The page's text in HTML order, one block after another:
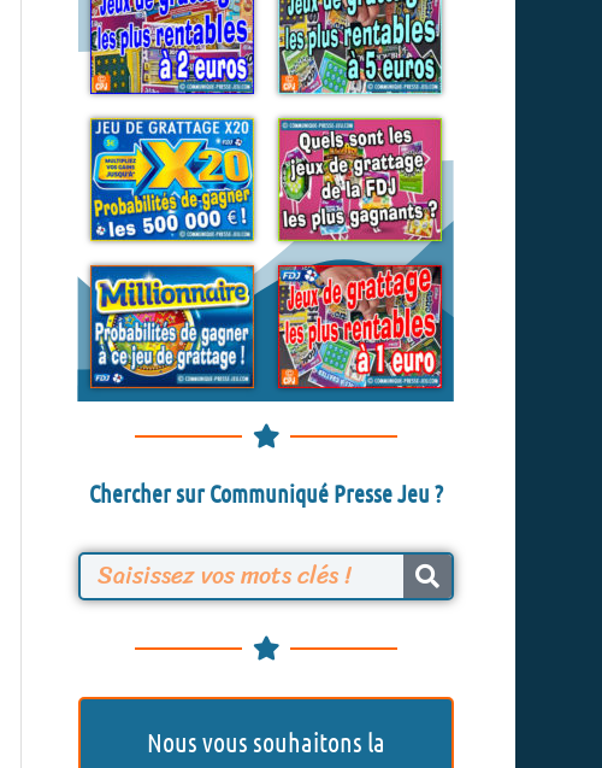
Chercher sur Communiqué Presse Jeu ?
Nous vous souhaitons la